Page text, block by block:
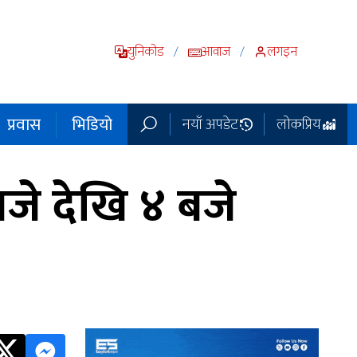
युनिकोड / आवाज / लगइन
प्रवास भिडियो नयाँ अपडेट लोकप्रिय
देखि ४ बजे